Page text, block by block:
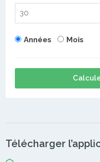
Années Mois
Télécharger